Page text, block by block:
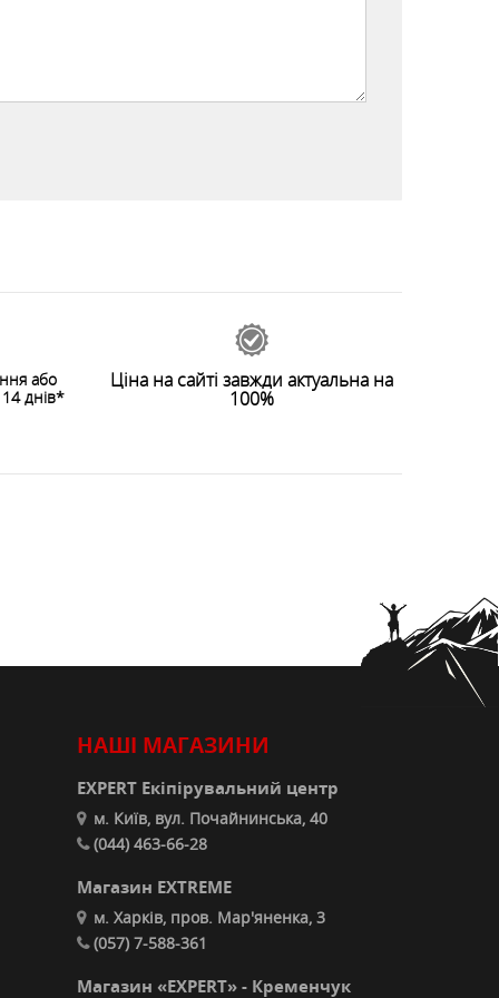
або
днів*
Ціна на сайті завжди актуальна на
100%
НАШІ МАГАЗИНИ
EXPERT Екіпірувальний центр
м. Київ, вул. Почайнинська, 40
(044) 463-66-28
Магазин EXTREME
м. Харків, пров. Мар'яненка, 3
(057) 7-588-361
Магазин «EXPERT» - Кременчук